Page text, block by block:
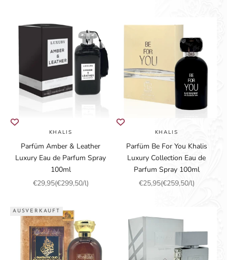
KHALIS
Parfüm Amber & Leather
Luxury Eau de Parfum Spray
100ml
Angebot
€29,95(€299,50/l)
KHALIS
Parfüm Be For You Khalis
Luxury Collection Eau de
Parfum Spray 100ml
Angebot
€25,95(€259,50/l)
AUSVERKAUFT